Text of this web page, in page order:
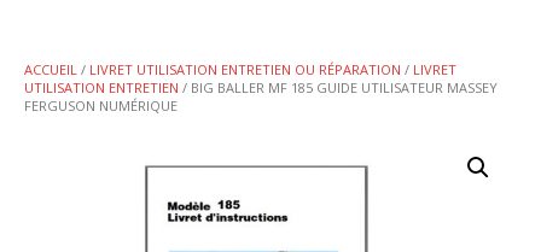
ACCUEIL / LIVRET UTILISATION ENTRETIEN OU RÉPARATION / LIVRET
UTILISATION ENTRETIEN / BIG BALLER MF 185 GUIDE UTILISATEUR MASSEY
FERGUSON NUMÉRIQUE